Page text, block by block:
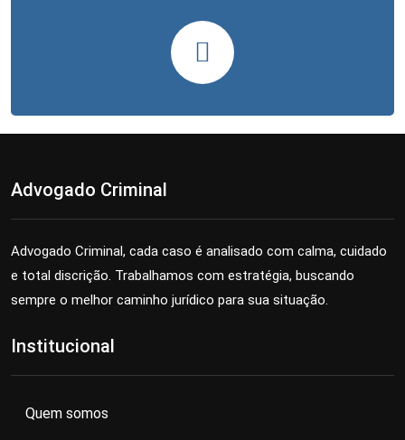
Advogado Criminal
Advogado Criminal, cada caso é analisado com calma, cuidado
e total discrição. Trabalhamos com estratégia, buscando
sempre o melhor caminho jurídico para sua situação.
Institucional
Quem somos